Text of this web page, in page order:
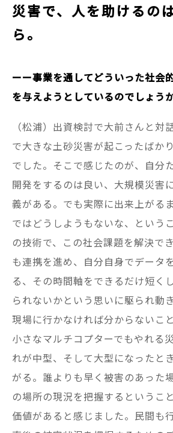
災害で、人を助けるの
ら。
ーー事業を通してどういった社会
を与えようとしているのでしょう
（松浦）出資検討で大前さんと対
で大きな土砂災害が起こったばか
でした。そこで感じたのが、自分
開発をするのは良い、大規模災害
義がある。でも実際に出来上がる
ではどうしようもないな、という
の技術で、この社会課題を解決で
も連携を進め、自分自身でデータ
る、その時間軸をできるだけ短く
られないかという思いに駆られ動
現場に行かなければ分からないこ
小さなマルチコプターでもやれる
れが中型、そして大型になったと
がる。誰よりも早く被害のあった
の場所の現況を把握するというこ
価値があると感じました。民間も